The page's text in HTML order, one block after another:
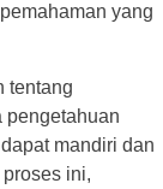
yang
tentang
pengetahuan
mandiri dan
ini,